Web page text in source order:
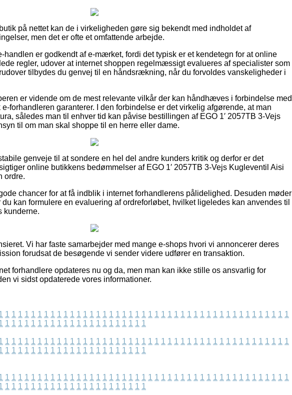
på nettet kan de i virkeligheden gøre sig bekendt med indholdet af
men det er ofte et omfattende arbejde.
handlen er godkendt af e-mærket, fordi det typisk er et kendetegn for at online
regler, udover at internet shoppen regelmæssigt evalueres af specialister som
tilbydes du genvej til en håndsrækning, når du forvoldes vanskeligheder i
er vidende om de mest relevante vilkår der kan håndhæves i forbindelse med
forhandleren garanterer. I den forbindelse er det virkelig afgørende, at man
således man til enhver tid kan påvise bestillingen af EGO 1′ 2057TB 3-Vejs
til om man skal shoppe til en herre eller dame.
genveje til at sondere en hel del andre kunders kritik og derfor er det
online butikkens bedømmelser af EGO 1′ 2057TB 3-Vejs Kugleventil Aisi
ordre.
chancer for at få indblik i internet forhandlerens pålidelighed. Desuden møder
kan formulere en evaluering af ordreforløbet, hvilket ligeledes kan anvendes til
kunderne.
Vi har faste samarbejder med mange e-shops hvori vi annoncerer deres
forudsat de besøgende vi sender videre udfører en transaktion.
forhandlere opdateres nu og da, men man kan ikke stille os ansvarlig for
vi sidst opdaterede vores informationer.
1 1 1 1 1 1 1 1 1 1 1 1 1 1 1 1 1 1 1 1 1 1 1 1 1 1 1 1 1 1 1 1 1 1 1 1 1 1 1 1 1 1 1 1
1 1 1 1 1 1 1 1 1 1 1 1 1 1 1 1 1 1 1 1 1 1
1 1 1 1 1 1 1 1 1 1 1 1 1 1 1 1 1 1 1 1 1 1 1 1 1 1 1 1 1 1 1 1 1 1 1 1 1 1 1 1 1 1 1 1
1 1 1 1 1 1 1 1 1 1 1 1 1 1 1 1 1 1 1 1 1 1
1 1 1 1 1 1 1 1 1 1 1 1 1 1 1 1 1 1 1 1 1 1 1 1 1 1 1 1 1 1 1 1 1 1 1 1 1 1 1 1 1 1 1 1
1 1 1 1 1 1 1 1 1 1 1 1 1 1 1 1 1 1 1 1 1 1